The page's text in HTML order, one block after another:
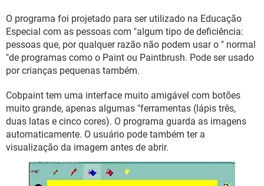
O programa foi projetado para ser utilizado na Educação
Especial com as pessoas com "algum tipo de deficiência:
pessoas que, por qualquer razão não podem usar o " normal
"de programas como o Paint ou Paintbrush. Pode ser usado
por crianças pequenas também.
Cobpaint tem uma interface muito amigável com botões
muito grande, apenas algumas "ferramentas (lápis três,
duas latas e cinco cores). O programa guarda as imagens
automaticamente. O usuário pode também ter a
visualização da imagem antes de abrir.